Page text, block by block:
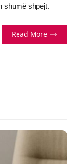
shumë shpejt.
Read More